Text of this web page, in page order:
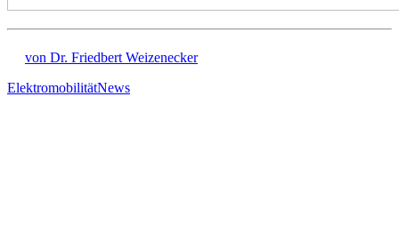
von Dr. Friedbert Weizenecker
ElektromobilitätNews